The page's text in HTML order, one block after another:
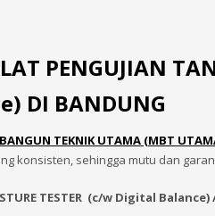
PENGUJIAN
DI BANDUNG
TEKNIK UTAMA (MBT
konsisten, sehingga mutu dan
TESTER (c/w Digital Balance)